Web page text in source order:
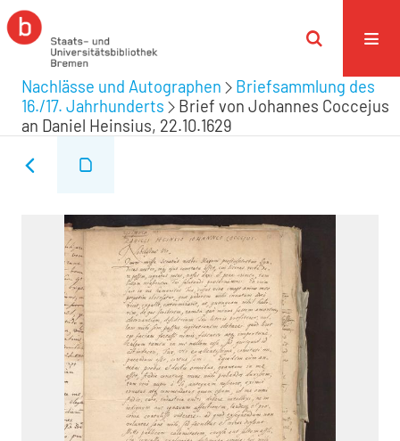
Nachlässe und Autographen
Briefsammlung des
16./17. Jahrhunderts
Brief von Johannes Coccejus
an Daniel Heinsius, 22.10.1629